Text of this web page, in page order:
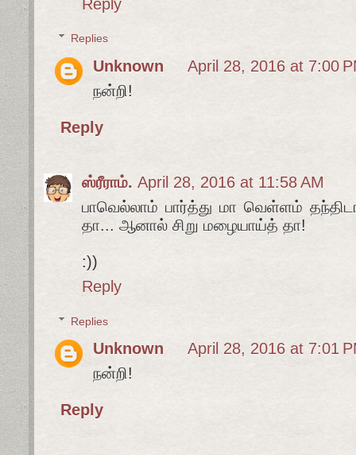
Reply
Replies
Unknown
April 28, 2016 at 7:00
நன்றி!
Reply
ஸ்ரீராம். April 28, 2016 at 11:58 AM
பாவெல்லாம் பார்த்து மா வெள்ளம்
தா... ஆனால் சிறு மழையாய்த் தா!
:))
Reply
Replies
Unknown
April 28, 2016 at 7:01
நன்றி!
Reply